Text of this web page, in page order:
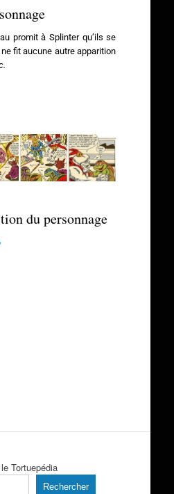
promit à Splinter qu’ils se
fit aucune autre apparition
du personnage
Tortuepédia
Rechercher